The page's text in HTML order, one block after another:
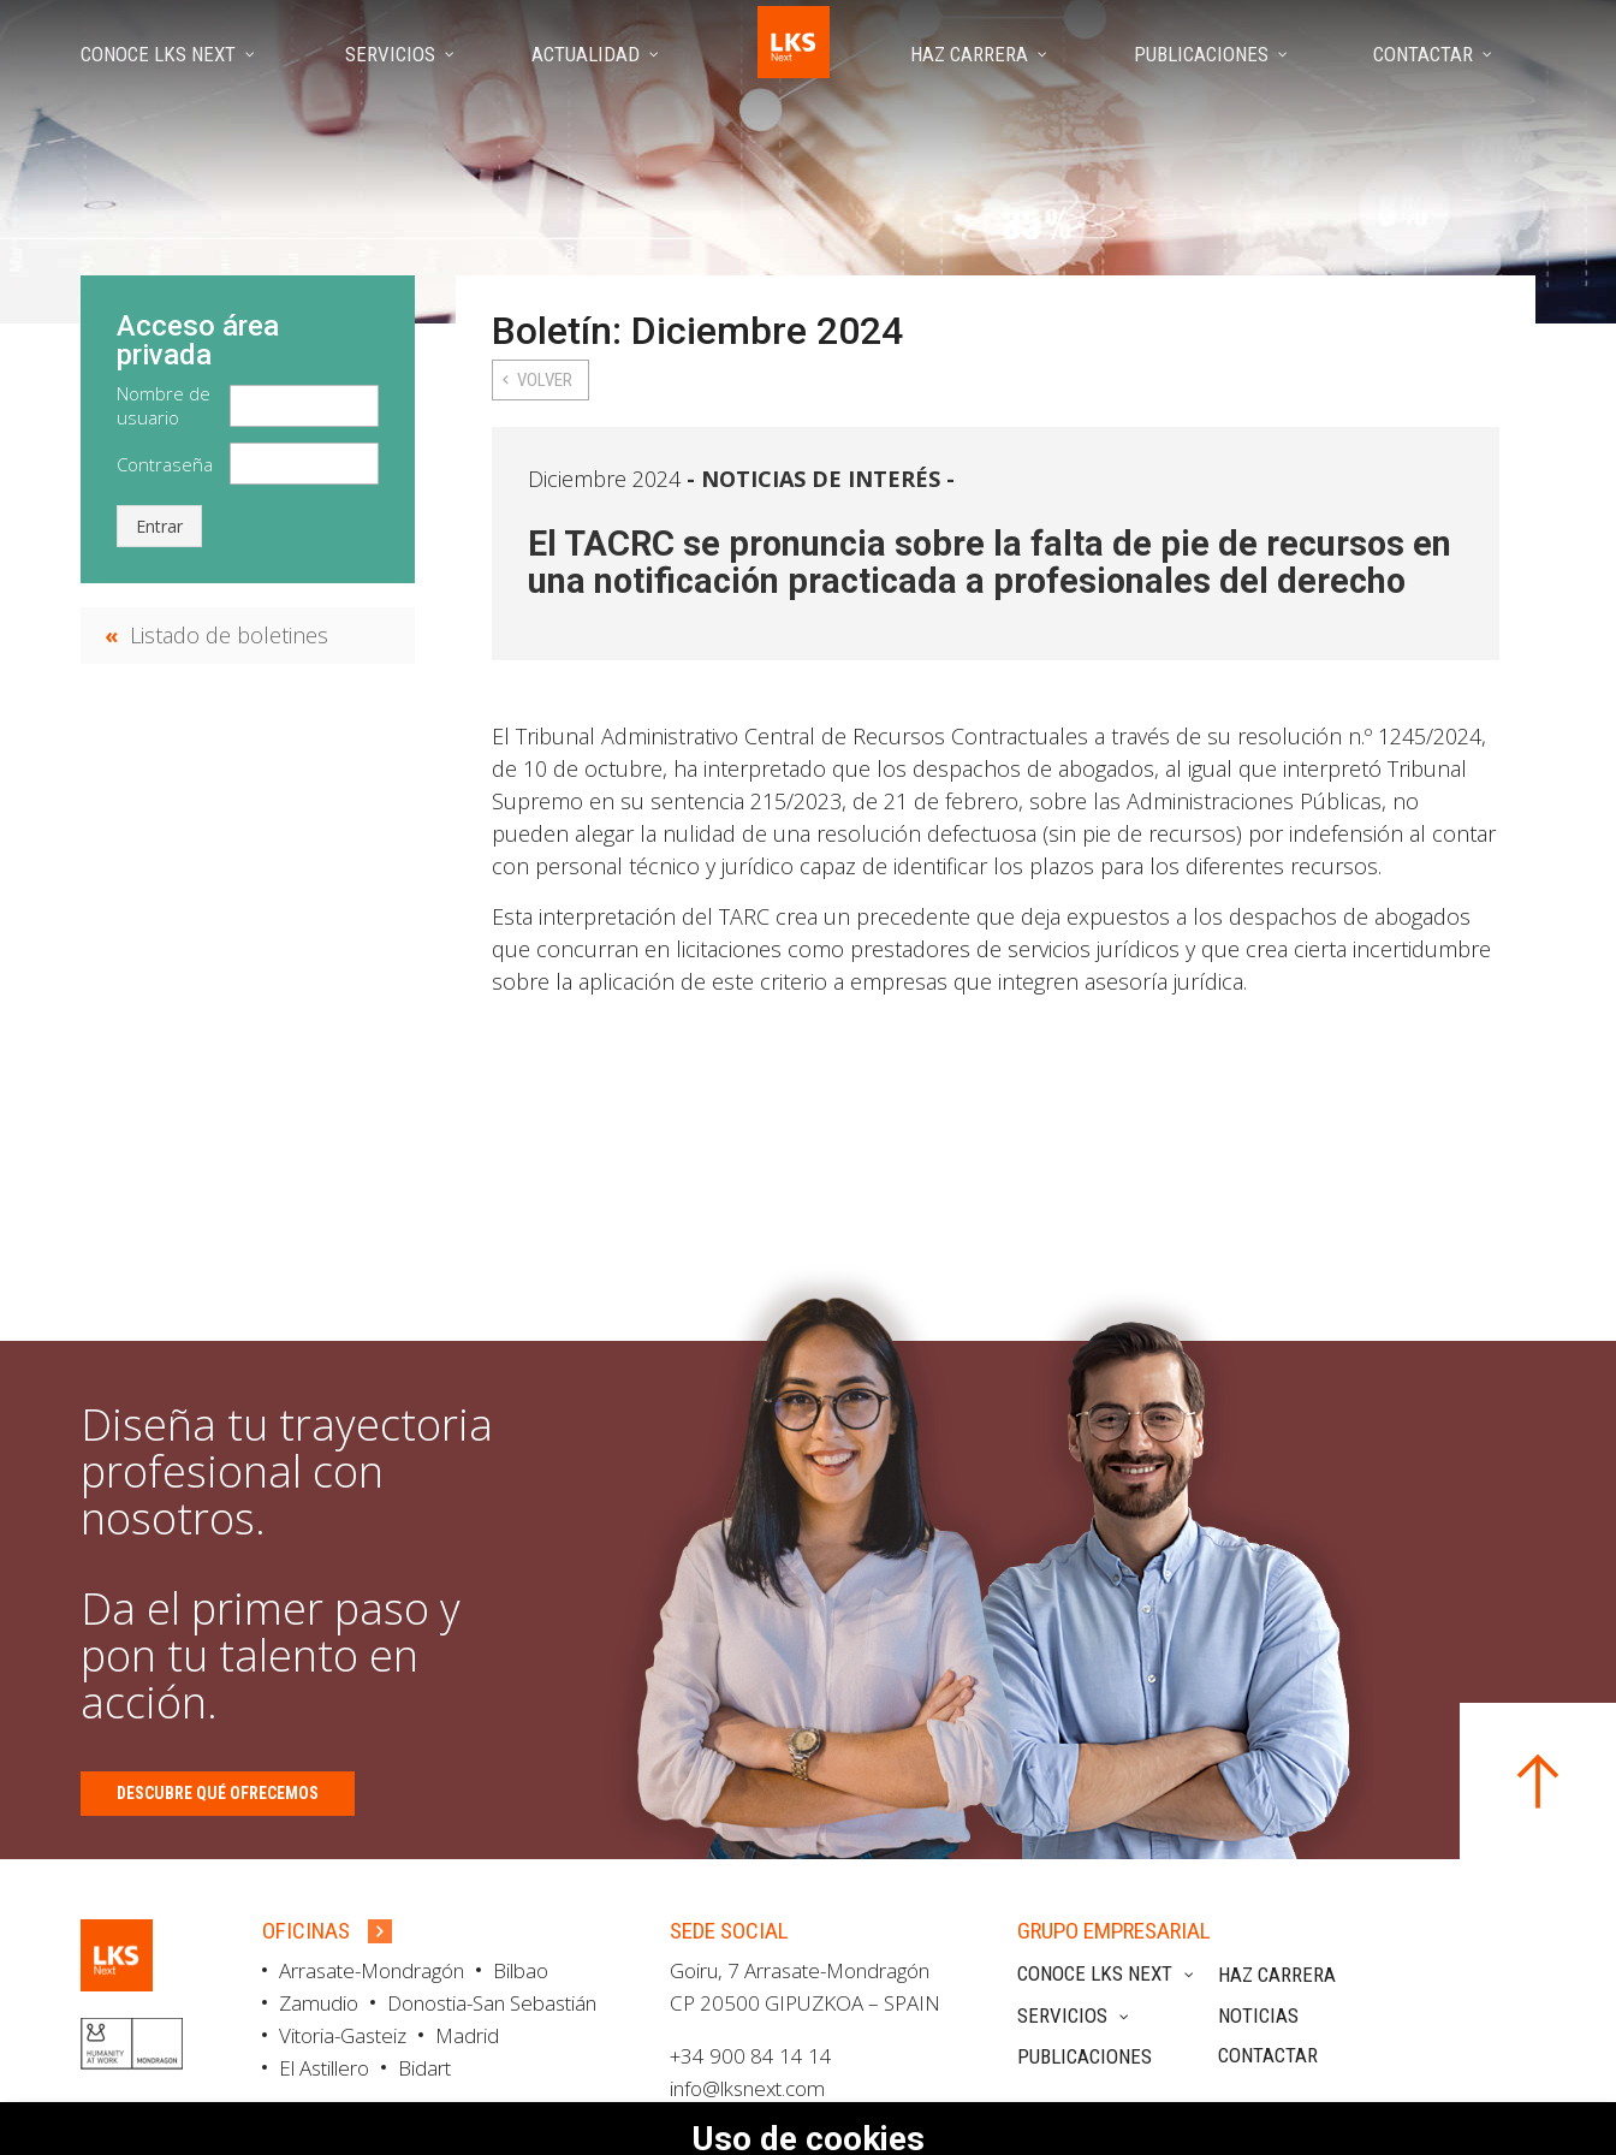
CONOCE LKS NEXT SERVICIOS ACTUALIDAD HAZ CARRERA PUBLICACIONES CONTACTAR
Boletín: Diciembre 2024
VOLVER
Diciembre 2024 NOTICIAS DE INTERÉS -
El TACRC se pronuncia sobre la falta de pie de recursos en
una notificación practicada a profesionales del derecho
El Tribunal Administrativo Central de Recursos Contractuales a través de su resolución n.º 1245/2024,
de 10 de octubre, ha interpretado que los despachos de abogados, al igual que interpretó Tribunal
Supremo en su sentencia 215/2023, de 21 de febrero, sobre las Administraciones Públicas, no
pueden alegar la nulidad de una resolución defectuosa (sin pie de recursos) por indefensión al contar
con personal técnico y jurídico capaz de identificar los plazos para los diferentes recursos.
Esta interpretación del TARC crea un precedente que deja expuestos a los despachos de abogados
que concurran en licitaciones como prestadores de servicios jurídicos y que crea cierta incertidumbre
sobre la aplicación de este criterio a empresas que integren asesoría jurídica.
Acceso área
privada
Nombre de
usuario
Contraseña
Entrar
Listado de boletines
Diseña tu trayectoria
profesional con
nosotros.
Da el primer paso y
pon tu talento en
acción.
DESCUBRE QUÉ OFRECEMOS
OFICINAS
Arrasate-Mondragón
Bilbao
Zamudio
Donostia-San Sebastián
Vitoria-Gasteiz
Madrid
El Astillero
Bidart
SEDE SOCIAL
Goiru, 7 Arrasate-Mondragón
CP 20500 GIPUZKOA – SPAIN
+34 900 84 14 14
info@lksnext.com
GRUPO EMPRESARIAL
CONOCE LKS NEXT
SERVICIOS
PUBLICACIONES
HAZ CARRERA
NOTICIAS
CONTACTAR
Uso de cookies